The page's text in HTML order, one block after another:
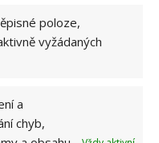
poloze,
vyžádaných
a
chyb,
bar
výhradně
přátelských sešlostí
poskytuje